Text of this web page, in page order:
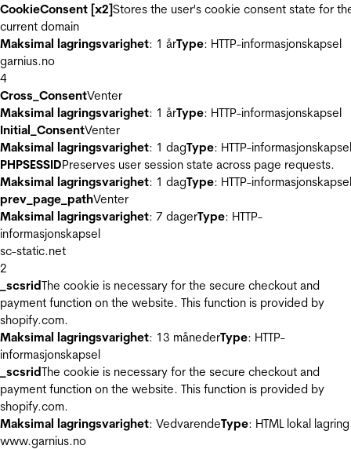
CookieConsent [x2]Stores the user's cookie consent state for
current domain
Maksimal lagringsvarighet: 1 årType: HTTP-informasjonskapsel
garnius.no
4
Cross_ConsentVenter
Maksimal lagringsvarighet: 1 årType: HTTP-informasjonskapsel
Initial_ConsentVenter
Maksimal lagringsvarighet: 1 dagType: HTTP-informasjonskapsel
PHPSESSIDPreserves user session state across page requests.
Maksimal lagringsvarighet: 1 dagType: HTTP-informasjonskapsel
prev_page_pathVenter
Maksimal lagringsvarighet: 7 dagerType: HTTP-
informasjonskapsel
sc-static.net
2
_scsridThe cookie is necessary for the secure checkout and
payment function on the website. This function is provided by
shopify.com.
Maksimal lagringsvarighet: 13 månederType: HTTP-
informasjonskapsel
_scsridThe cookie is necessary for the secure checkout and
payment function on the website. This function is provided by
shopify.com.
Maksimal lagringsvarighet: VedvarendeType: HTML lokal lagring
www.garnius.no